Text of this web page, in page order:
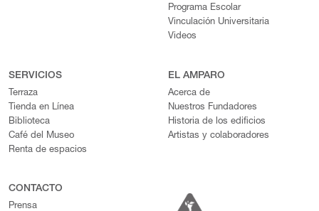
Programa Escolar
Vinculación Universitaria
Videos
SERVICIOS
Terraza
Tienda en Línea
Biblioteca
Café del Museo
Renta de espacios
EL AMPARO
Acerca de
Nuestros Fundadores
Historia de los edificios
Artistas y colaboradores
CONTACTO
Prensa